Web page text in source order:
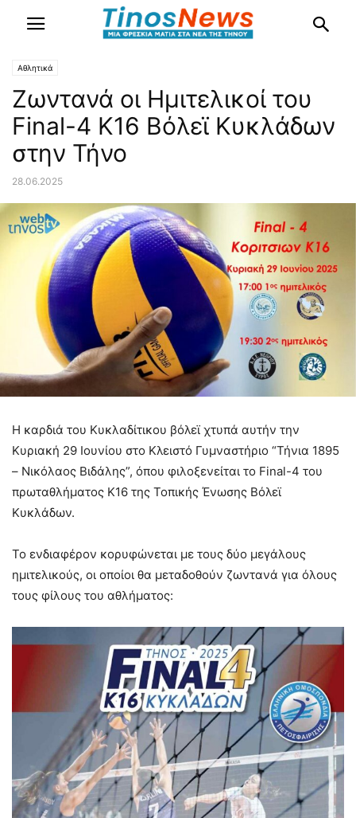
Αθλητικά
Ζωντανά οι Ημιτελικοί του
Final-4 Κ16 Βόλεϊ Κυκλάδων
στην Τήνο
28.06.2025
Η καρδιά του Κυκλαδίτικου βόλεϊ χτυπά αυτήν την
Κυριακή 29 Ιουνίου στο Κλειστό Γυμναστήριο “Τήνια 1895
– Νικόλαος Βιδάλης”, όπου φιλοξενείται το Final-4 του
πρωταθλήματος Κ16 της Τοπικής Ένωσης Βόλεϊ
Κυκλάδων.
Το ενδιαφέρον κορυφώνεται με τους δύο μεγάλους
ημιτελικούς, οι οποίοι θα μεταδοθούν ζωντανά για όλους
τους φίλους του αθλήματος: